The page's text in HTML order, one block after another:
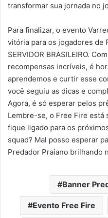
transformar sua jornada no
Para finalizar, o evento
vitória para os jogadores de
SERVIDOR BRASILEIRO.
recompensas incríveis, é
aprendemos e curtir esse
você seguiu as dicas e
Agora, é só esperar pelos
Lembre-se, o Free Fire está
fique ligado para os
squad? Mal posso esperar
Predador Praiano brilhando
Banner
Evento Free Fire